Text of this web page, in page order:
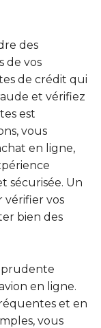
des
de vos
de crédit qui
et vérifiez
est
vous
en ligne,
sécurisée. Un
vérifier vos
bien des
prudente
en ligne.
et en
vous